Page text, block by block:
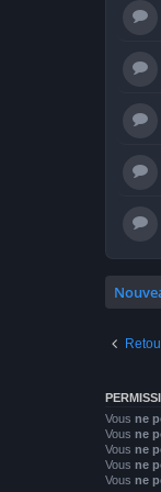
Vous ne
Vous ne
Vous ne
Vous ne
Vous ne